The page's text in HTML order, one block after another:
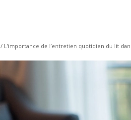
/ L’importance de l’entretien quotidien du lit